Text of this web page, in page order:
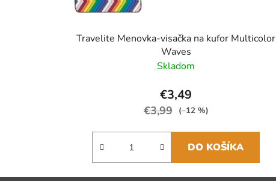
Travelite Menovka-visačka na kufor Multicolor
Waves
Skladom
€3,49
€3,99 (–12 %)
DO KOŠÍKA